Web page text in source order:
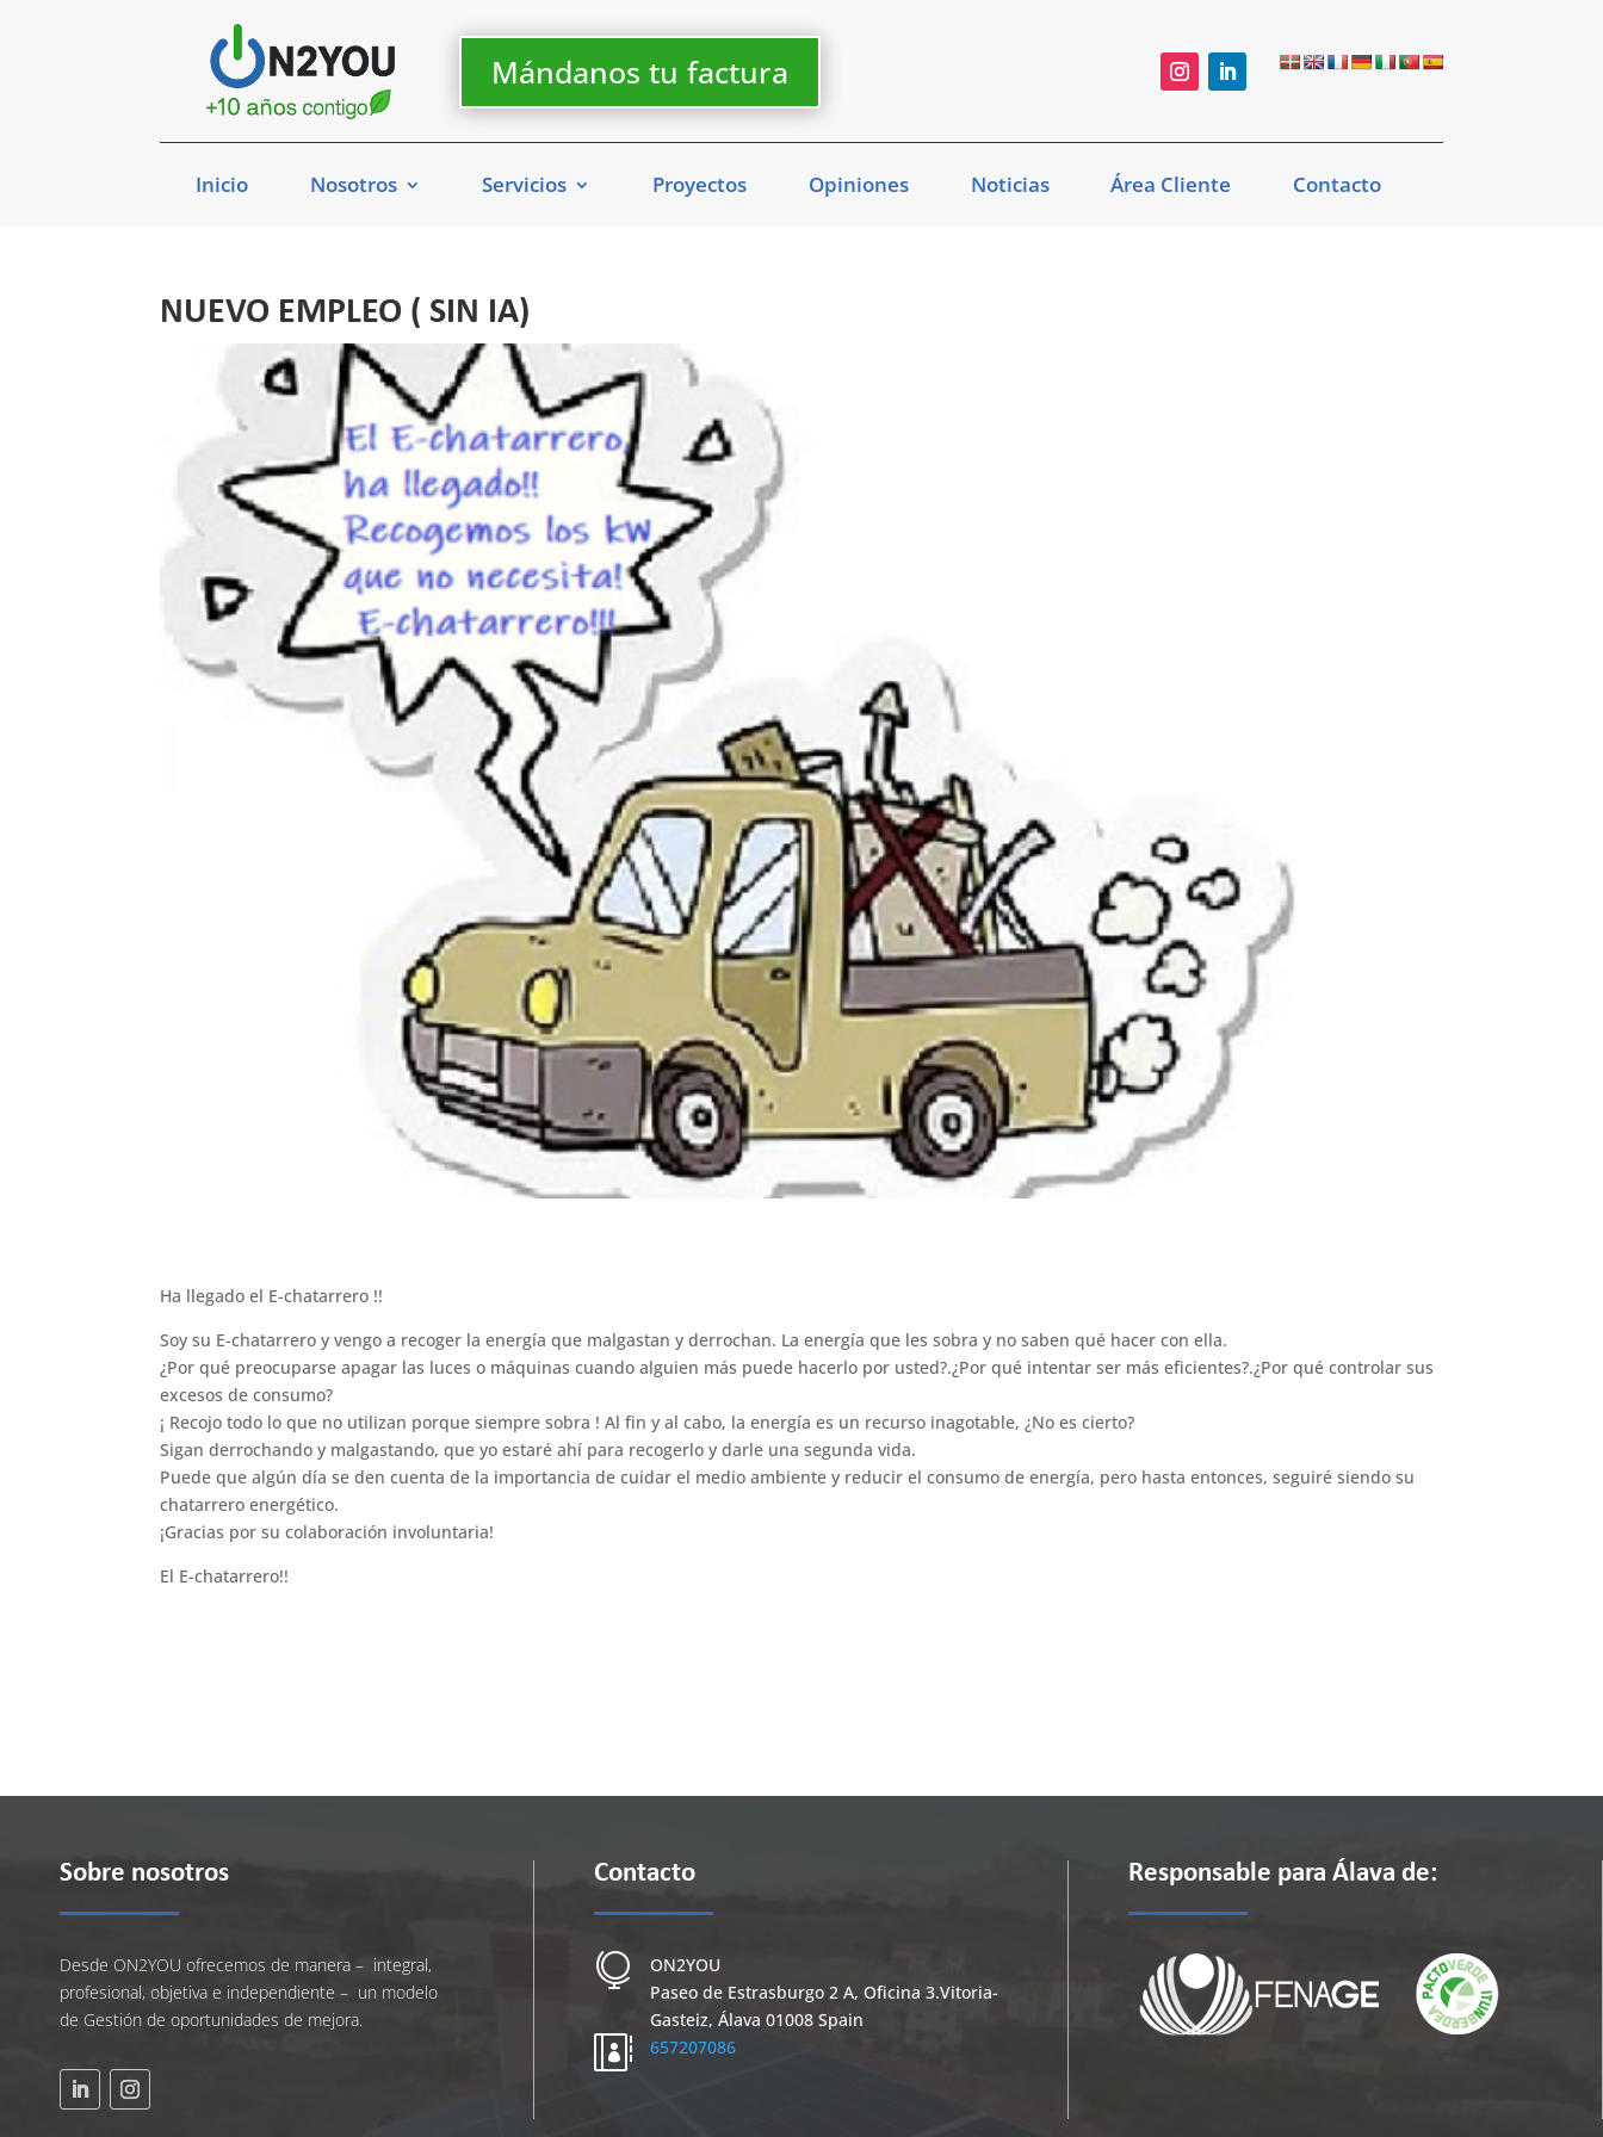
Mándanos tu factura
Inicio Nosotros Servicios Proyectos Opiniones Noticias Área Cliente Contacto
NUEVO EMPLEO ( SIN IA)
Ha llegado el E-chatarrero !!
Soy su E-chatarrero y vengo a recoger la energía que malgastan y derrochan. La energía que les sobra y no saben qué hacer con ella.
¿Por qué preocuparse apagar las luces o máquinas cuando alguien más puede hacerlo por usted?.¿Por qué intentar ser más eficientes?.¿Por qué controlar sus
excesos de consumo?
¡ Recojo todo lo que no utilizan porque siempre sobra ! Al fin y al cabo, la energía es un recurso inagotable, ¿No es cierto?
Sigan derrochando y malgastando, que yo estaré ahí para recogerlo y darle una segunda vida.
Puede que algún día se den cuenta de la importancia de cuidar el medio ambiente y reducir el consumo de energía, pero hasta entonces, seguiré siendo su
chatarrero energético.
¡Gracias por su colaboración involuntaria!
El E-chatarrero!!
Sobre nosotros
Desde ON2YOU ofrecemos de manera – integral,
profesional, objetiva e independiente – un modelo
de Gestión de oportunidades de mejora.
Contacto

ON2YOU
Paseo de Estrasburgo 2 A, Oficina 3.Vitoria-
Gasteiz, Álava 01008 Spain
 657207086
Responsable para Álava de: